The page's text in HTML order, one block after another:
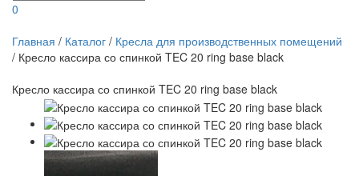
0
Главная / Каталог / Кресла для производственных помещений
/ Кресло кассира со спинкой TEC 20 ring base black
Кресло кассира со спинкой TEC 20 ring base black